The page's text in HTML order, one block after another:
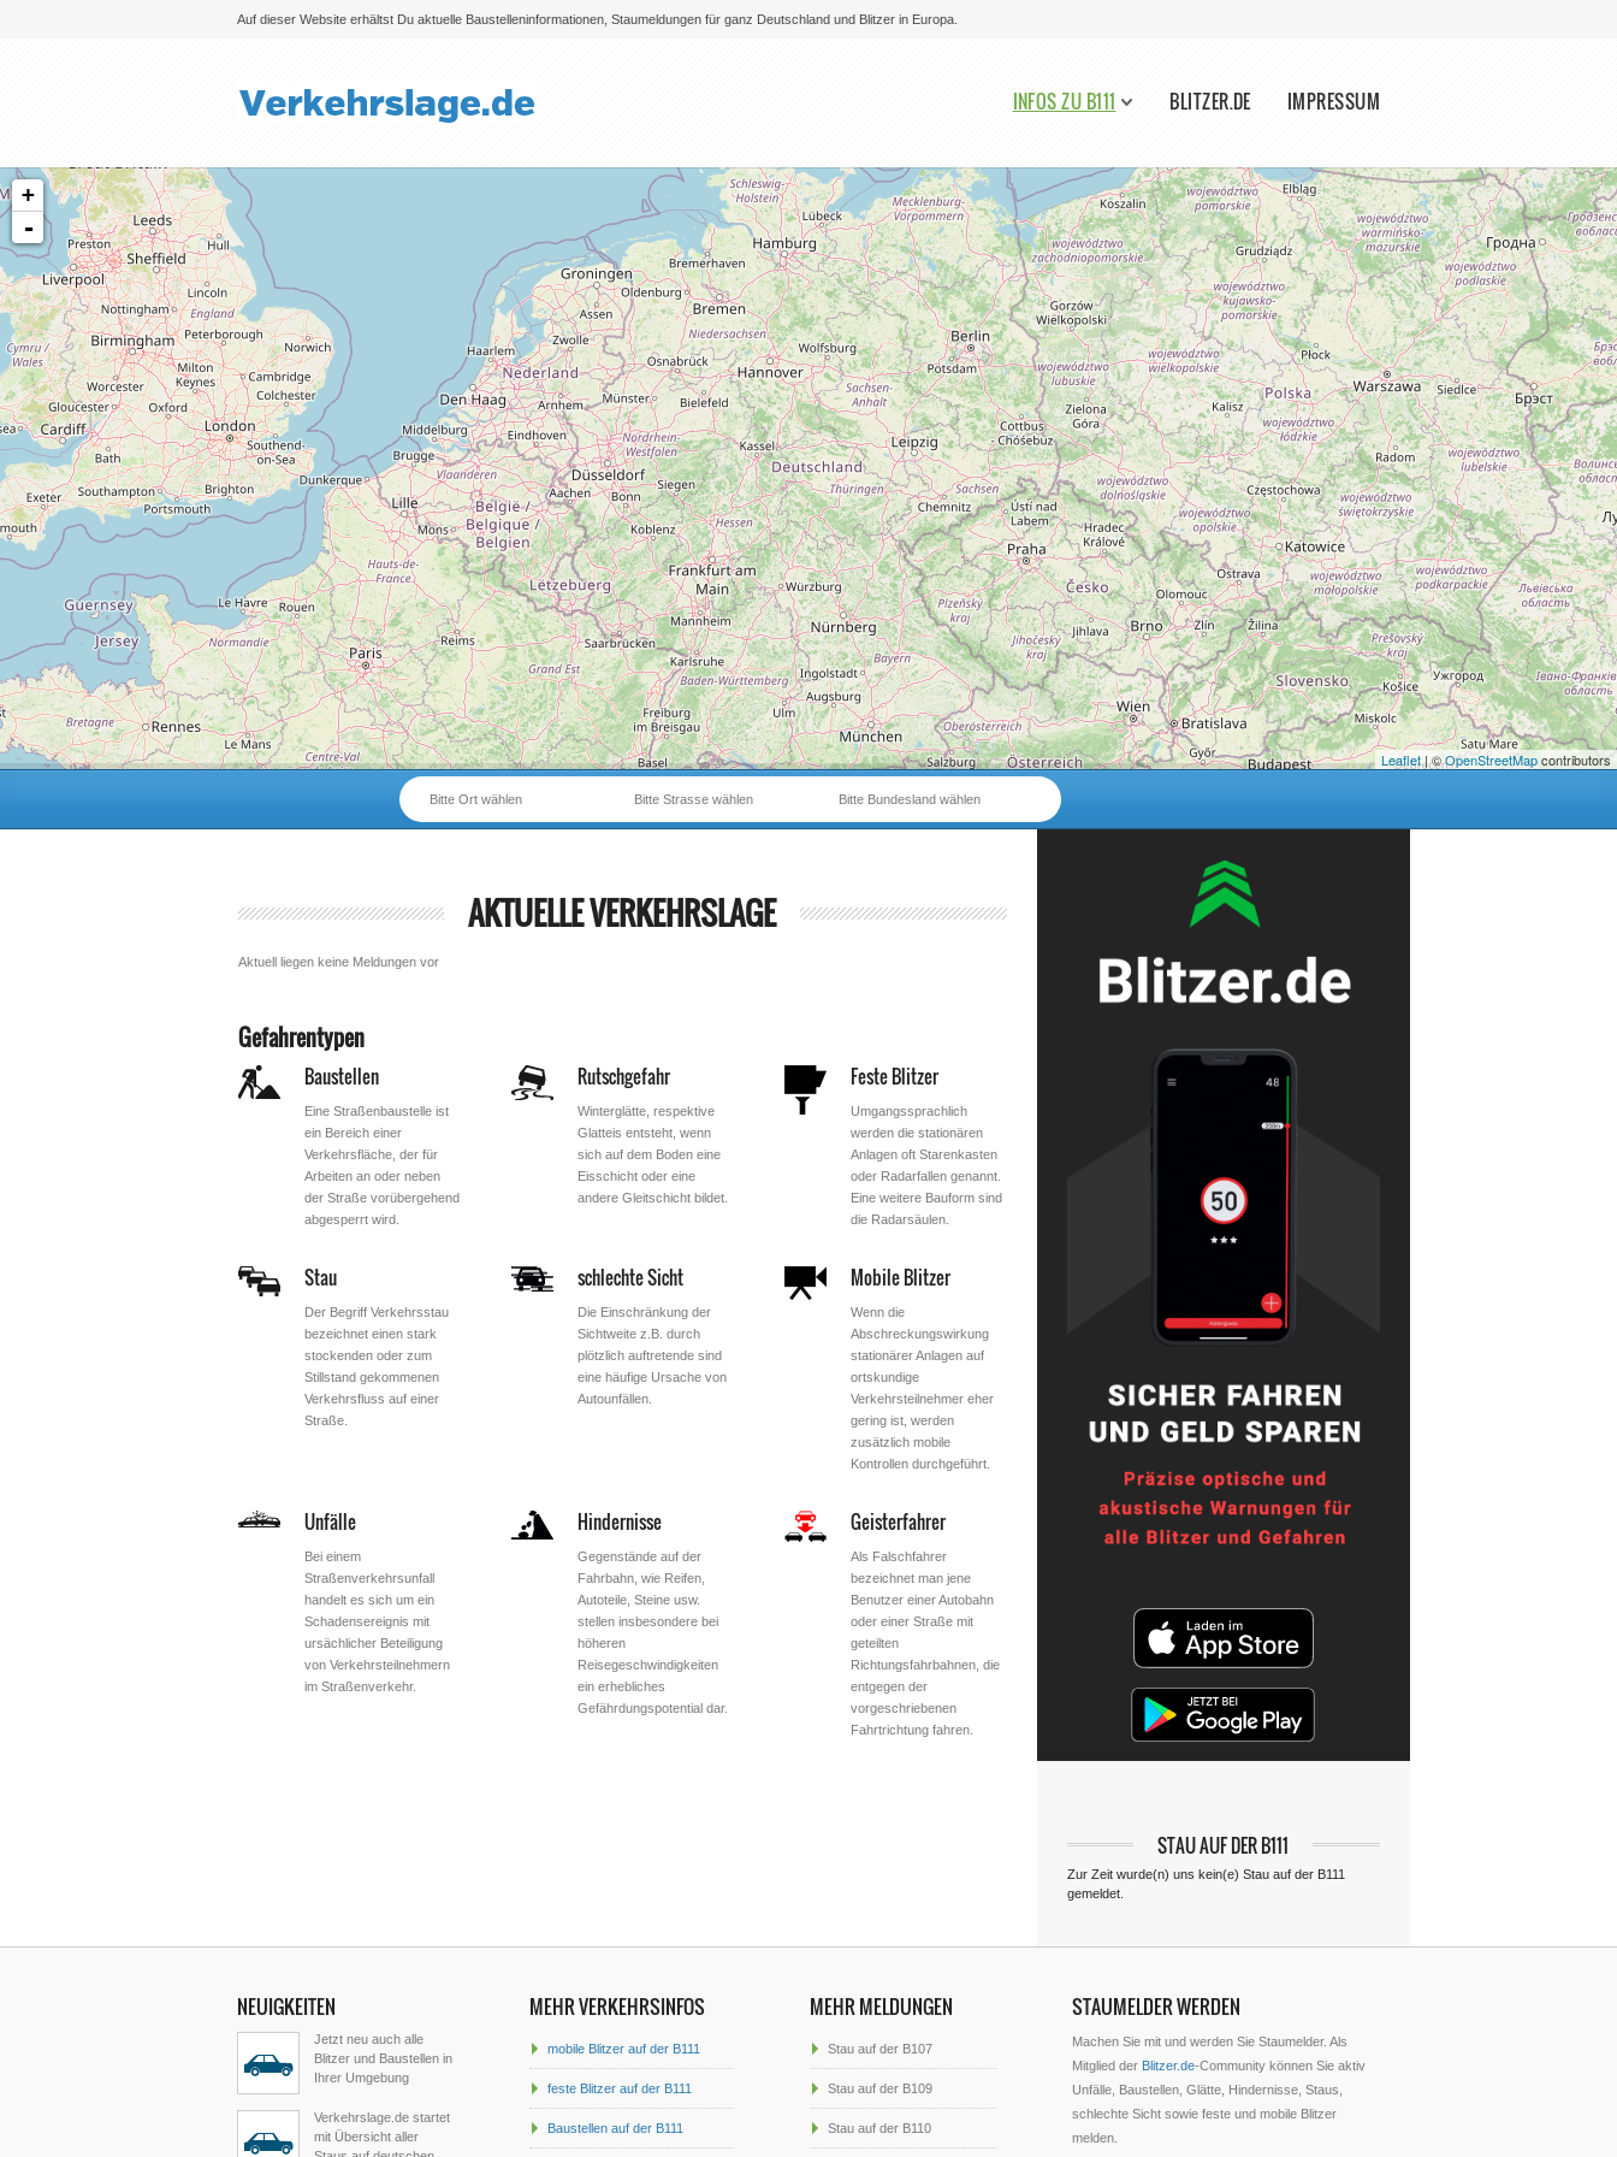
Auf dieser Website erhältst Du aktuelle Baustelleninformationen, Staumeldungen für ganz Deutschland und Blitzer in Europa.
Bitte auswählen
INFOS ZU B111 BLITZER.DE IMPRESSUM
+
-
Leaflet| ©OpenStreetMapcontributors
Bitte Bundesland wählen
Bitte Strasse wählen
Bitte Ort wählen
AKTUELLE VERKEHRSLAGE
Aktuell liegen keine Meldungen vor
Gefahrentypen
Baustellen
Eine Straßenbaustelle ist
ein Bereich einer
Verkehrsfläche, der für
Arbeiten an oder neben
der Straße vorübergehend
abgesperrt wird.
Rutschgefahr
Winterglätte, respektive
Glatteis entsteht, wenn
sich auf dem Boden eine
Eisschicht oder eine
andere Gleitschicht bildet.
Feste Blitzer
Umgangssprachlich
werden die stationären
Anlagen oft Starenkasten
oder Radarfallen genannt.
Eine weitere Bauform sind
die Radarsäulen.
Stau
Der Begriff Verkehrsstau
bezeichnet einen stark
stockenden oder zum
Stillstand gekommenen
Verkehrsfluss auf einer
Straße.
schlechte Sicht
Die Einschränkung der
Sichtweite z.B. durch
plötzlich auftretende sind
eine häufige Ursache von
Autounfällen.
Mobile Blitzer
Wenn die
Abschreckungswirkung
stationärer Anlagen auf
ortskundige
Verkehrsteilnehmer eher
gering ist, werden
zusätzlich mobile
Kontrollen durchgeführt.
Unfälle
Bei einem
Straßenverkehrsunfall
handelt es sich um ein
Schadensereignis mit
ursächlicher Beteiligung
von Verkehrsteilnehmern
im Straßenverkehr.
Hindernisse
Gegenstände auf der
Fahrbahn, wie Reifen,
Autoteile, Steine usw.
stellen insbesondere bei
höheren
Reisegeschwindigkeiten
ein erhebliches
Gefährdungspotential dar.
Geisterfahrer
Als Falschfahrer
bezeichnet man jene
Benutzer einer Autobahn
oder einer Straße mit
geteilten
Richtungsfahrbahnen, die
entgegen der
vorgeschriebenen
Fahrtrichtung fahren.
STAU AUF DER B111
Zur Zeit wurde(n) uns kein(e) Stau auf der B111
gemeldet.
NEUIGKEITEN
Jetzt neu auch alle
Blitzer und Baustellen in
Ihrer Umgebung
Verkehrslage.de startet
mit Übersicht aller
MEHR VERKEHRSINFOS
mobile Blitzer auf der B111
feste Blitzer auf der B111
Baustellen auf der B111
MEHR MELDUNGEN
Stau auf der B107
Stau auf der B109
Stau auf der B110
STAUMELDER WERDEN
Machen Sie mit und werden Sie Staumelder. Als
Mitglied der Blitzer.de-Community können Sie aktiv
Unfälle, Baustellen, Glätte, Hindernisse, Staus,
schlechte Sicht sowie feste und mobile Blitzer
melden.